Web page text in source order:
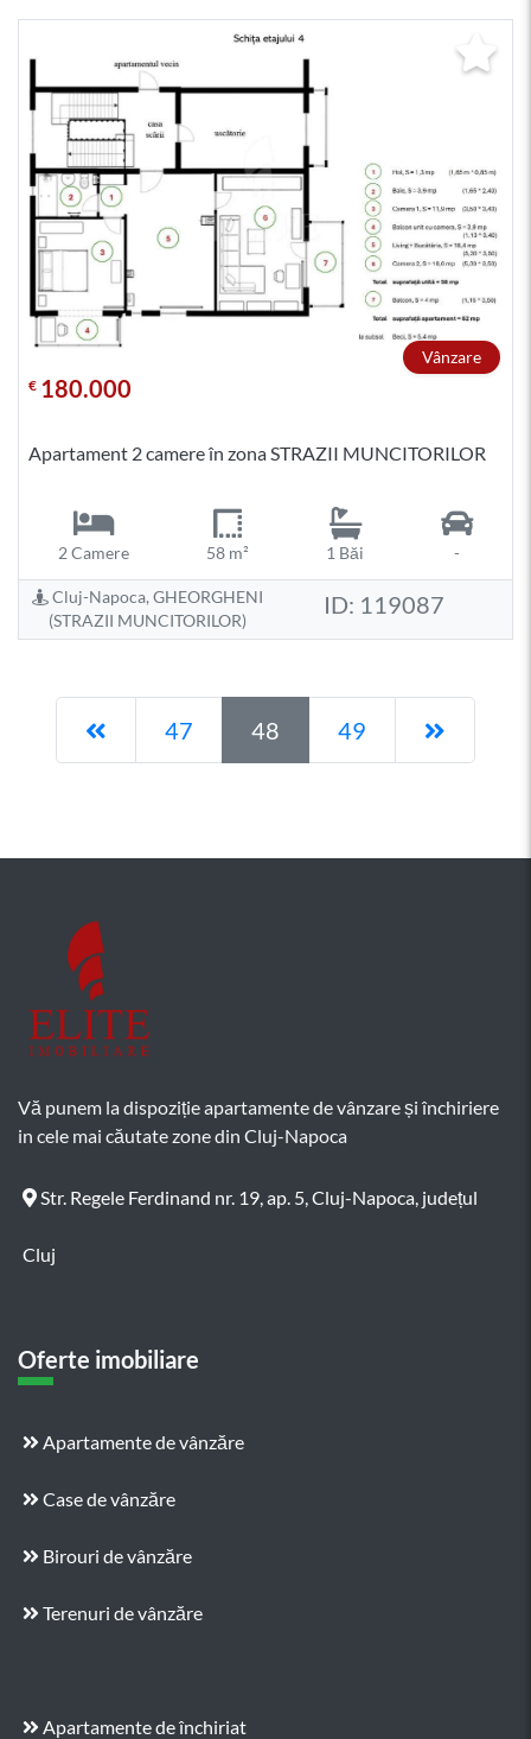
Vânzare
€ 180.000
Apartament 2 camere în zona STRAZII MUNCITORILOR
2 Camere 58 m² 1 Băi -
Cluj-Napoca, GHEORGHENI
(STRAZII MUNCITORILOR)
ID: 119087
Pagina anterioară
47 48 49
Vă punem la dispoziție apartamente de vânzare și închiriere
in cele mai căutate zone din Cluj-Napoca
Str. Regele Ferdinand nr. 19, ap. 5, Cluj-Napoca, județul
Cluj
Oferte imobiliare
Apartamente de vânzăre
Case de vânzăre
Birouri de vânzăre
Terenuri de vânzăre
Apartamente de închiriat